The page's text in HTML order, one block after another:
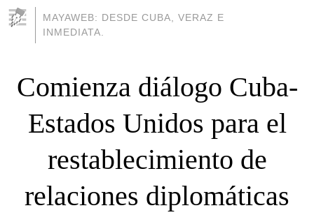
MAYAWEB: DESDE CUBA, VERAZ E
INMEDIATA.
Comienza diálogo Cuba-
Estados Unidos para el
restablecimiento de
relaciones diplomáticas